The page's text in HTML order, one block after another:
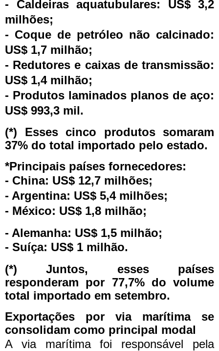
- Caldeiras aquatubulares: US$ 3,2
milhões;
- Coque de petróleo não calcinado:
US$ 1,7 milhão;
- Redutores e caixas de transmissão:
US$ 1,4 milhão;
- Produtos laminados planos de aço:
US$ 993,3 mil.
(*) Esses cinco produtos somaram
37% do total importado pelo estado.
*Principais países fornecedores:
- China: US$ 12,7 milhões;
- Argentina: US$ 5,4 milhões;
- México: US$ 1,8 milhão;
- Alemanha: US$ 1,5 milhão;
- Suíça: US$ 1 milhão.
(*) Juntos, esses países
responderam por 77,7% do volume
total importado em setembro.
Exportações por via marítima se
consolidam como principal modal
A via marítima foi responsável pela